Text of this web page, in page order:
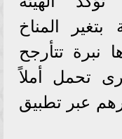
بتغير المناخ
نبرة تتأرجح
تحمل أملاً
عبر تطبيق